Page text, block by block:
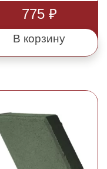
775 ₽
В корзину